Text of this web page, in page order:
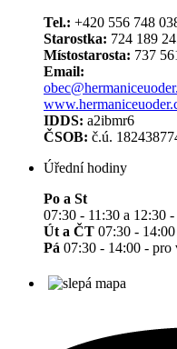
Tel.: +420 556 748
Starostka: 724 189
Místostarosta: 737
Email:
IDDS: a2ibmr6
ČSOB: č.ú.
Úřední hodiny
Po a St
07:30 - 11:30 a 12:30
Út a ČT 07:30 - 14:00
Pá 07:30 - 14:00 - pro